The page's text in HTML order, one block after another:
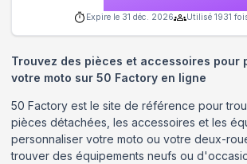
Expire le 31 déc. 2026 Utilisé 1931
Trouvez des pièces et accessoires pour
votre moto sur 50 Factory en ligne
50 Factory est le site de référence pour
pièces détachées, les accessoires et les
personnaliser votre moto ou votre deux-
trouver des équipements neufs ou